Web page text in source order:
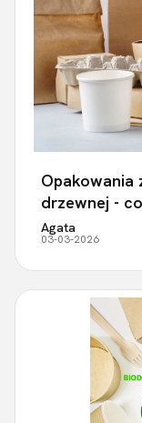
Opakowania
drzewnej -
Agata
03-03-2026